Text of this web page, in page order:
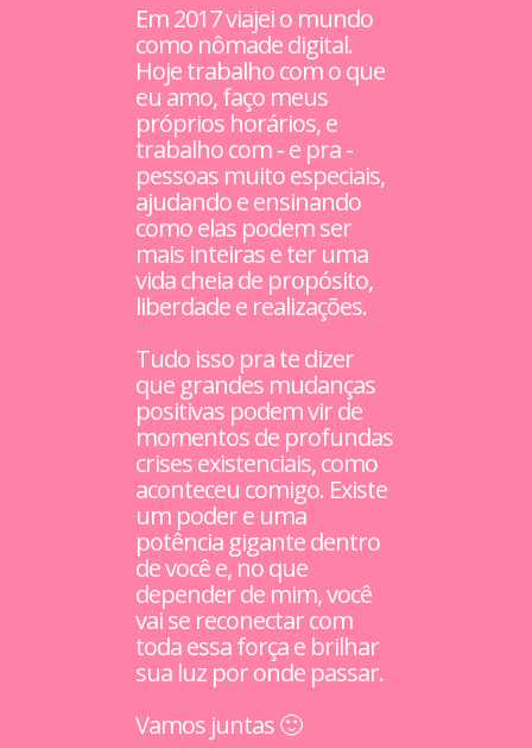
Em 2017 viajei o mundo
como nômade digital.
Hoje trabalho com o que
eu amo, faço meus
próprios horários, e
trabalho com - e pra -
pessoas muito especiais,
ajudando e ensinando
como elas podem ser
mais inteiras e ter uma
vida cheia de propósito,
liberdade e realizações.
Tudo isso pra te dizer
que grandes mudanças
positivas podem vir de
momentos de profundas
crises existenciais, como
aconteceu comigo. Existe
um poder e uma
potência gigante dentro
de você e, no que
depender de mim, você
vai se reconectar com
toda essa força e brilhar
sua luz por onde passar.
Vamos juntas 🙂